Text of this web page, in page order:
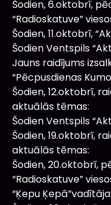
Šodien, 6.oktobrī,
“Radioskatuve”
Šodien, 11.oktobrī,
Šodien Ventspils
Jauns raidījums
“Pēcpusdienas
Šodien, 12.oktobrī,
aktuālās tēmas:
Šodien Ventspils
Šodien, 19.oktobrī,
aktuālās tēmas:
Šodien, 20.oktobrī,
“Radioskatuve”
“Ķepu